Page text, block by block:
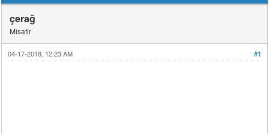
çerağ
Misafir
#1
04-17-2018, 12:23 AM